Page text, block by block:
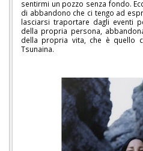
sentirmi un pozzo senza fondo.
di abbandono che ci tengo ad
lasciarsi traportare dagli eventi
della propria persona,
della propria vita, che è quello
Tsunaina.